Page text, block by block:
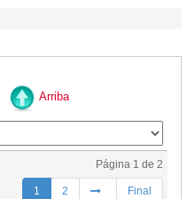
Arriba
Página 1 de 2
1 2 Final